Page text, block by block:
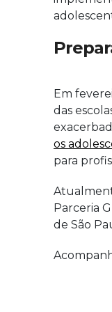
Em
das
os
para
Parceria
de São